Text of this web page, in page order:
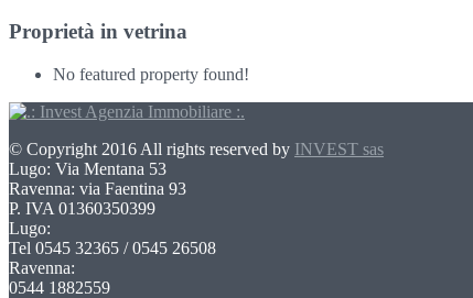
Proprietà in vetrina
No featured property found!
© Copyright 2016 All rights reserved by INVEST sas
Lugo: Via Mentana 53
Ravenna: via Faentina 93
P. IVA 01360350399
Lugo:
Tel 0545 32365 / 0545 26508
Ravenna:
0544 1882559